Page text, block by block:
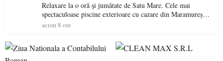
Relaxare la o oră și jumătate de Satu Mare. Cele mai
spectaculoase piscine exterioare cu cazare din Maramureș,
ideale pentru o escapadă de vară
acum 8 ore